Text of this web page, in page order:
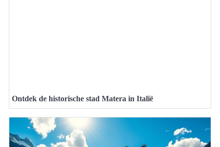
Ontdek de historische stad Matera in Italië